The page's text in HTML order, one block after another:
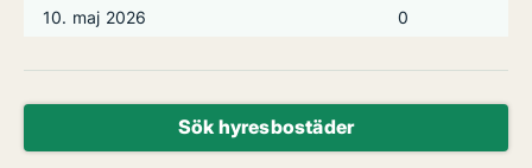
10. maj 2026
0
Sök hyresbostäder